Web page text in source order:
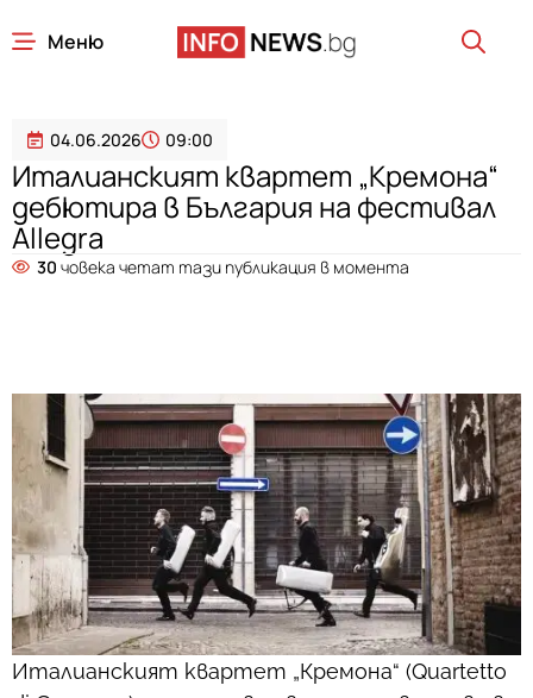
Меню
04.06.2026 09:00
Италианският квартет „Кремона“
дебютира в България на фестивал
Allegra
30 човека четат тази публикация в момента
Италианският квартет „Кремона“ (Quartetto